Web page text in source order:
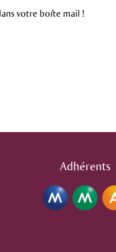
votre boîte mail !
Adhérents